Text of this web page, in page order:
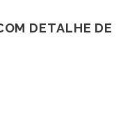
DETALHE DE